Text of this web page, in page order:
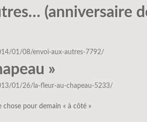
(anniversaire
01/08/envoi-aux-autres-7792/
»
01/26/la-fleur-au-chapeau-5233/
pour demain « à côté »